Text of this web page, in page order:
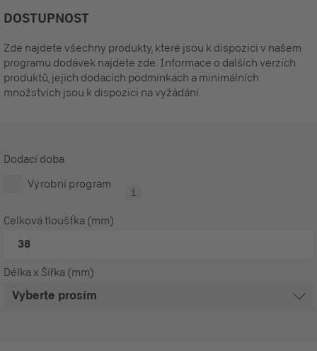
DOSTUPNOST
Zde najdete všechny produkty, které jsou k dispozici v našem
programu dodávek najdete zde. Informace o dalších verzích
produktů, jejich dodacích podmínkách a minimálních
množstvích jsou k dispozici na vyžádání.
Dodací doba
Výrobní program
Celková tloušťka (mm)
38
Délka x Šířka (mm)